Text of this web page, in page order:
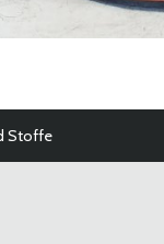
Stoffe